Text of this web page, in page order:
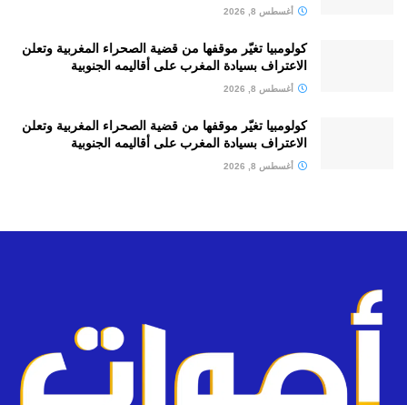
أغسطس 8, 2026
كولومبيا تغيّر موقفها من قضية الصحراء المغربية وتعلن
الاعتراف بسيادة المغرب على أقاليمه الجنوبية
أغسطس 8, 2026
كولومبيا تغيّر موقفها من قضية الصحراء المغربية وتعلن
الاعتراف بسيادة المغرب على أقاليمه الجنوبية
أغسطس 8, 2026